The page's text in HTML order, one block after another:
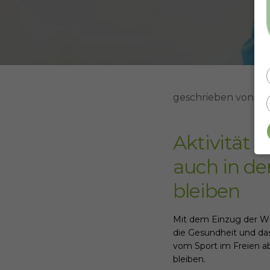
geschrieben von
Aktivität
auch in
bleiben
Mit dem Einzug der
die Gesundheit und
vom Sport im Freien
bleiben.